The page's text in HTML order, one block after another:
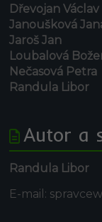
Dřevojan Václav
Janoušková
Jaroš Jan
Loubalová
Nečasová Petra
Randula Libor
Autor a
Randula Libor
E-mail: